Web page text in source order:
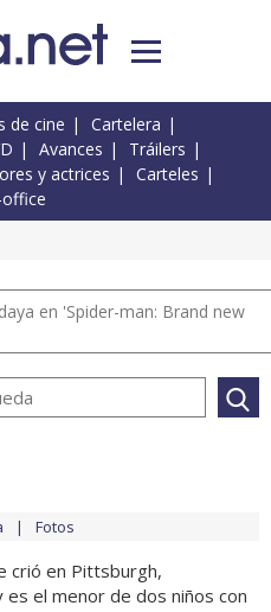
de cine
Cartelera
Avances
Tráilers
y actrices
Carteles
en 'Spider-man: Brand new
Fotos
crió en Pittsburgh,
es el menor de dos niños con